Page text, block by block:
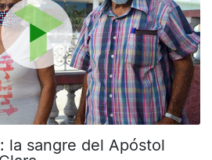
la sangre del Apóstol